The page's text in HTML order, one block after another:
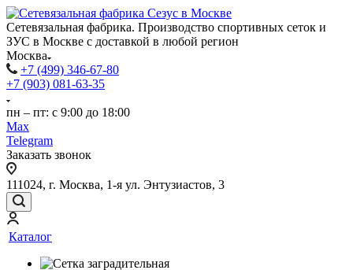
Сетевязальная фабрика. Производство спортивных сеток и
ЗУС в Москве с доставкой в любой регион
Москва
+7 (499) 346-67-80
+7 (903) 081-63-35
пн – пт: с 9:00 до 18:00
Max
Telegram
Заказать звонок
111024, г. Москва, 1-я ул. Энтузиастов, 3
Каталог